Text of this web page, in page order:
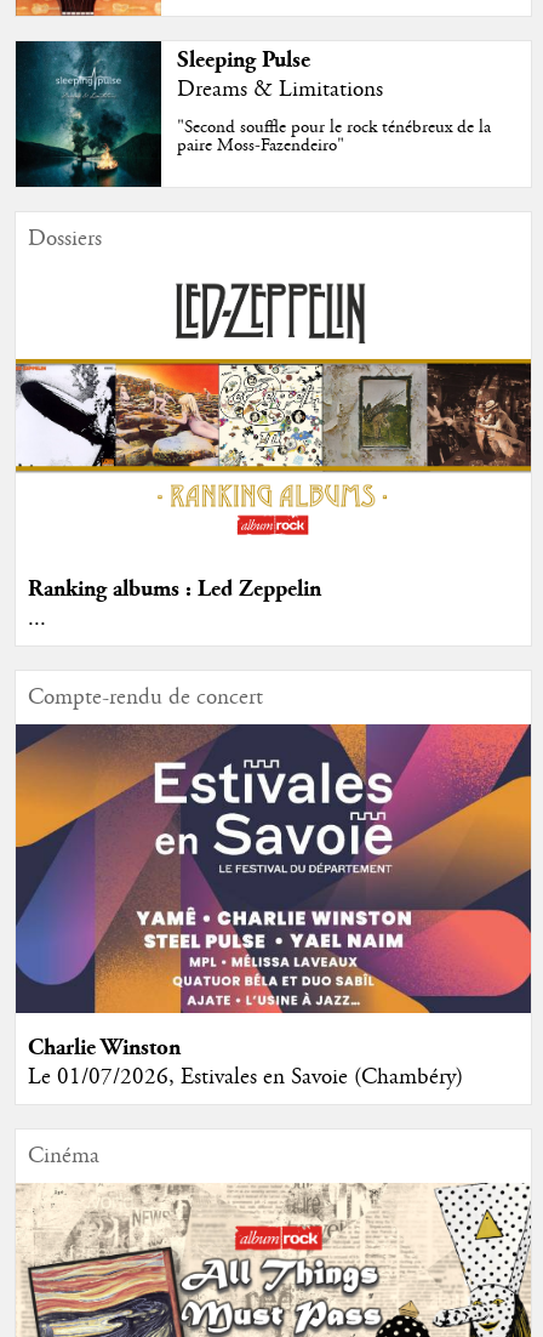
Sleeping Pulse
Dreams & Limitations
"Second souffle pour le rock ténébreux de la
paire Moss-Fazendeiro"
Dossiers
Ranking albums : Led Zeppelin
...
Compte-rendu de concert
Charlie Winston
Le 01/07/2026, Estivales en Savoie (Chambéry)
Cinéma